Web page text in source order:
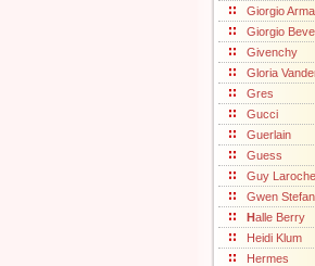
Giorgio
Giorgio
Givenchy
Gloria
Gres
Gucci
Guerlain
Guess
Guy Laroche
Gwen
Halle Berry
Heidi Klum
Hermes